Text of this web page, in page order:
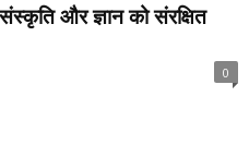
और ज्ञान को संरक्षित
0